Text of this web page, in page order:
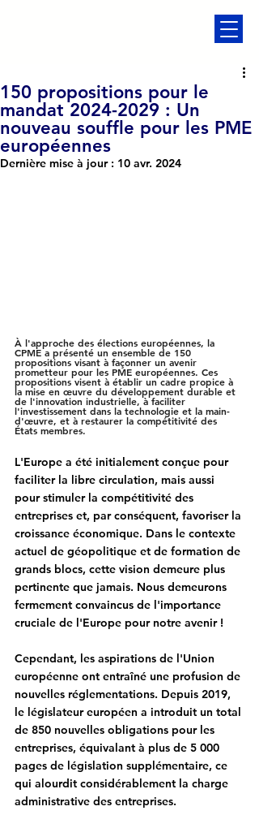
150 propositions pour le
mandat 2024-2029 : Un
nouveau souffle pour les PME
européennes
Dernière mise à jour : 10 avr. 2024
À l'approche des élections européennes, la
CPME a présenté un ensemble de 150
propositions visant à façonner un avenir
prometteur pour les PME européennes. Ces
propositions visent à établir un cadre propice à
la mise en œuvre du développement durable et
de l'innovation industrielle, à faciliter
l'investissement dans la technologie et la main-
d'œuvre, et à restaurer la compétitivité des
États membres.
L'Europe a été initialement conçue pour
faciliter la libre circulation, mais aussi
pour stimuler la compétitivité des
entreprises et, par conséquent, favoriser la
croissance économique. Dans le contexte
actuel de géopolitique et de formation de
grands blocs, cette vision demeure plus
pertinente que jamais. Nous demeurons
fermement convaincus de l'importance
cruciale de l'Europe pour notre avenir !
Cependant, les aspirations de l'Union
européenne ont entraîné une profusion de
nouvelles réglementations. Depuis 2019,
le législateur européen a introduit un total
de 850 nouvelles obligations pour les
entreprises, équivalant à plus de 5 000
pages de législation supplémentaire, ce
qui alourdit considérablement la charge
administrative des entreprises.